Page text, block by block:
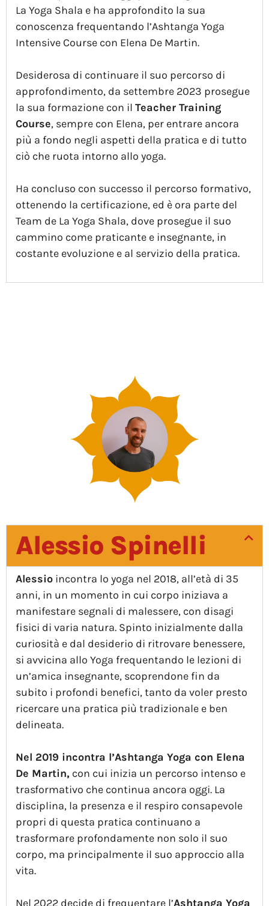
La Yoga Shala e ha approfondito la sua
conoscenza frequentando l’Ashtanga Yoga
Intensive Course con Elena De Martin.
Desiderosa di continuare il suo percorso di
approfondimento, da settembre 2023 prosegue
la sua formazione con il Teacher Training
Course, sempre con Elena, per entrare ancora
più a fondo negli aspetti della pratica e di tutto
ciò che ruota intorno allo yoga.
Ha concluso con successo il percorso formativo,
ottenendo la certificazione, ed è ora parte del
Team de La Yoga Shala, dove prosegue il suo
cammino come praticante e insegnante, in
costante evoluzione e al servizio della pratica.
Alessio Spinelli
Alessio incontra lo yoga nel 2018, all’età di 35
anni, in un momento in cui corpo iniziava a
manifestare segnali di malessere, con disagi
fisici di varia natura. Spinto inizialmente dalla
curiosità e dal desiderio di ritrovare benessere,
si avvicina allo Yoga frequentando le lezioni di
un’amica insegnante, scoprendone fin da
subito i profondi benefici, tanto da voler presto
ricercare una pratica più tradizionale e ben
delineata.
Nel 2019 incontra l’Ashtanga Yoga con Elena
De Martin, con cui inizia un percorso intenso e
trasformativo che continua ancora oggi. La
disciplina, la presenza e il respiro consapevole
propri di questa pratica continuano a
trasformare profondamente non solo il suo
corpo, ma principalmente il suo approccio alla
vita.
Nel 2022 decide di frequentare l’Ashtanga Yoga